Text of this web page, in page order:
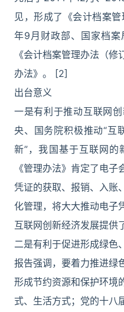
见，形成了《会计档案
年9月财政部、国家档
《会计档案管理办法（
办法》。 [2]
出台意义
一是有利于推动互联网
央、国务院积极推动“互
新”，我国基于互联网
《管理办法》肯定了电
凭证的获取、报销、入账
化管理，将大大推动电子
互联网创新经济发展提供
二是有利于促进形成绿色
报告强调，要着力推进绿
形成节约资源和保护环境
式、生活方式；党的十八